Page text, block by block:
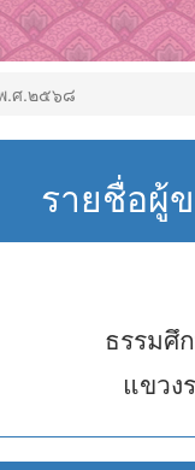
.ศ.๒๕๖๘
รายชื่อผู้
ธรรมศึ
แขวง